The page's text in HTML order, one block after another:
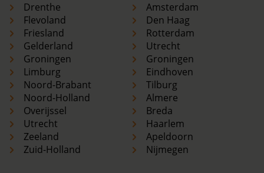
Drenthe
Flevoland
Friesland
Gelderland
Groningen
Limburg
Noord-Brabant
Noord-Holland
Overijssel
Utrecht
Zeeland
Zuid-Holland
Amsterdam
Den Haag
Rotterdam
Utrecht
Groningen
Eindhoven
Tilburg
Almere
Breda
Haarlem
Apeldoorn
Nijmegen